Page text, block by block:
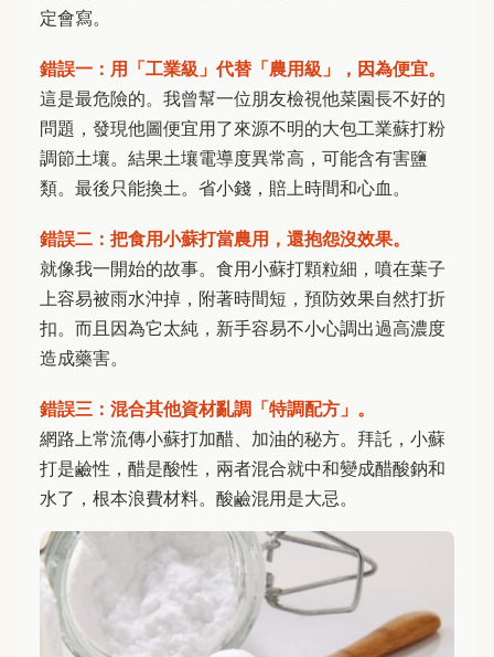
定會寫。
錯誤一：用「工業級」代替「農用級」，因為便宜。
這是最危險的。我曾幫一位朋友檢視他菜園長不好的
問題，發現他圖便宜用了來源不明的大包工業蘇打粉
調節土壤。結果土壤電導度異常高，可能含有害鹽
類。最後只能換土。省小錢，賠上時間和心血。
錯誤二：把食用小蘇打當農用，還抱怨沒效果。
就像我一開始的故事。食用小蘇打顆粒細，噴在葉子
上容易被雨水沖掉，附著時間短，預防效果自然打折
扣。而且因為它太純，新手容易不小心調出過高濃度
造成藥害。
錯誤三：混合其他資材亂調「特調配方」。
網路上常流傳小蘇打加醋、加油的秘方。拜託，小蘇
打是鹼性，醋是酸性，兩者混合就中和變成醋酸鈉和
水了，根本浪費材料。酸鹼混用是大忌。